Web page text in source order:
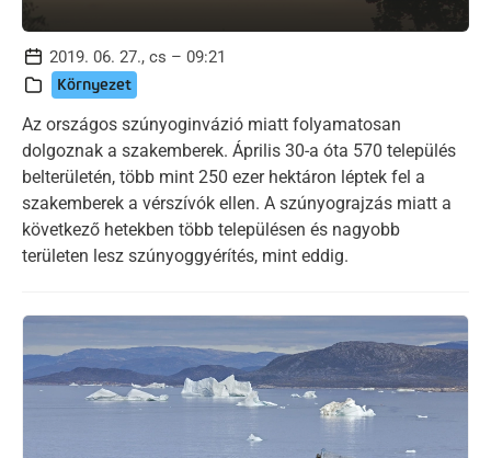
2019. 06. 27., cs – 09:21
Környezet
Az országos szúnyoginvázió miatt folyamatosan
dolgoznak a szakemberek. Április 30-a óta 570 település
belterületén, több mint 250 ezer hektáron léptek fel a
szakemberek a vérszívók ellen. A szúnyograjzás miatt a
következő hetekben több településen és nagyobb
területen lesz szúnyoggyérítés, mint eddig.